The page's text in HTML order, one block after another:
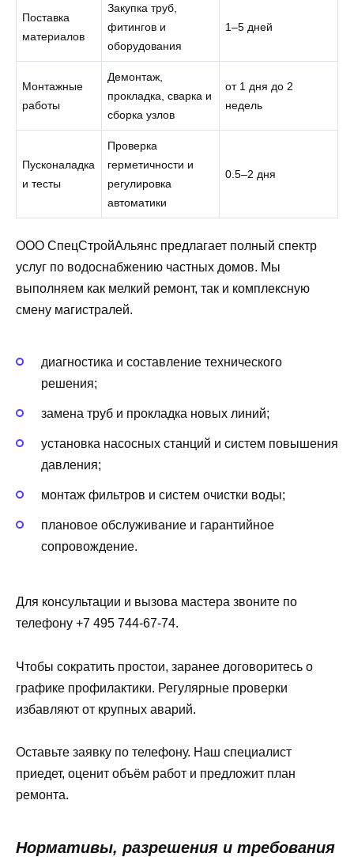
Поставка
материалов
Закупка труб,
фитингов и
оборудования
1–5 дней
Монтажные
работы
Демонтаж,
прокладка, сварка и
сборка узлов
от 1 дня до 2
недель
Пусконаладка
и тесты
Проверка
герметичности и
регулировка
автоматики
0.5–2 дня
ООО СпецСтройАльянс предлагает полный спектр
услуг по водоснабжению частных домов. Мы
выполняем как мелкий ремонт, так и комплексную
смену магистралей.
диагностика и составление технического
решения;
замена труб и прокладка новых линий;
установка насосных станций и систем повышения
давления;
монтаж фильтров и систем очистки воды;
плановое обслуживание и гарантийное
сопровождение.
Для консультации и вызова мастера звоните по
телефону +7 495 744-67-74.
Чтобы сократить простои, заранее договоритесь о
графике профилактики. Регулярные проверки
избавляют от крупных аварий.
Оставьте заявку по телефону. Наш специалист
приедет, оценит объём работ и предложит план
ремонта.
Нормативы, разрешения и требования